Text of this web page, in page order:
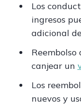
Los
ingresos
adicional
Reembolso
canjear un
Los
nuevos y